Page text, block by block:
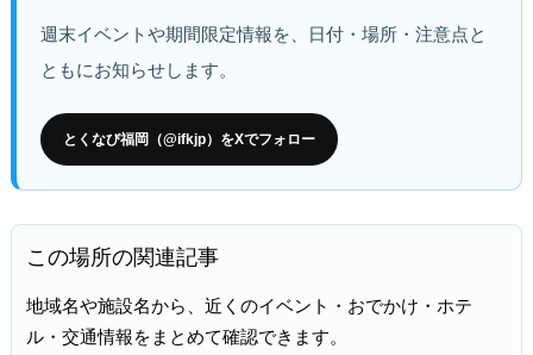
週末イベントや期間限定情報を、日付・場所・注意点と
ともにお知らせします。
とくなび福岡（@ifkjp）をXでフォロー
この場所の関連記事
地域名や施設名から、近くのイベント・おでかけ・ホテ
ル・交通情報をまとめて確認できます。